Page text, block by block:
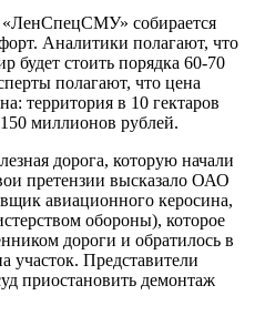
собирается
Аналитики полагают, что
будет стоить порядка 60-70
полагают, что цена
территория в 10 гектаров
миллионов рублей.
дорога, которую начали
претензии высказало ОАО
авиационного керосина,
обороны), которое
дороги и обратилось в
участок. Представители
приостановить демонтаж